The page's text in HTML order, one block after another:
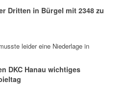
Dritten in Bürgel mit 2348 zu
leider eine Niederlage in
DKC Hanau wichtiges